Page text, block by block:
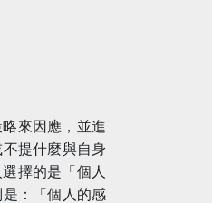
來因應，並進
提什麼與自身
擇的是「個人
：「個人的感